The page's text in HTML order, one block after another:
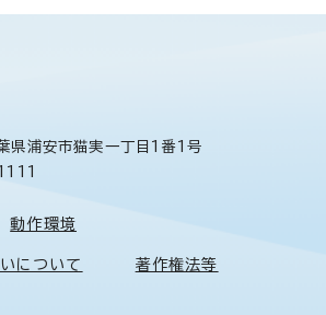
浦安市猫実一丁目1番1号
動作環境
について 著作権法等